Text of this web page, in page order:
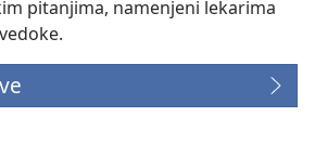
pitanjima, namenjeni lekarima